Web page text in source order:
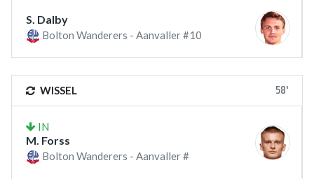
S. Dalby
Bolton Wanderers - Aanvaller #10
WISSEL 58'
IN
M. Forss
Bolton Wanderers - Aanvaller #